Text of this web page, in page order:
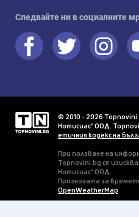
Следвайте ни в социалните
© 2010 - 2026
Нотисиас" ООД.
етичния кодекс на
При ползване на
Topnovini.bg се
Нотисиас" ООД.
Прогнозата за
OpenWeatherMap.